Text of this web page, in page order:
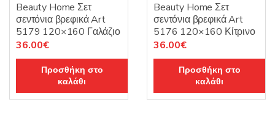
Beauty Home Σετ
σεντόνια βρεφικά Art
5179 120×160 Γαλάζιο
Original
price
36.00€Η
τρέχουσα
τιμή
είναι:
36.00€.
Προσθήκη στο
καλάθι
Beauty Home Σετ
σεντόνια βρεφικά Art
5176 120×160 Κίτρινο
Original
price
36.00€Η
τρέχουσα
τιμή
είναι:
36.00€.
Προσθήκη στο
καλάθι